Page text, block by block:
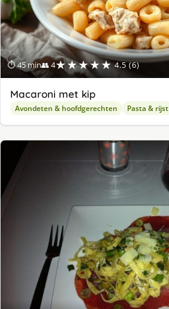
⏱ 45 min👥 4★★★★★ 4.5 (6)
Macaroni met kip
Avondeten & hoofdgerechten Pasta & rijst